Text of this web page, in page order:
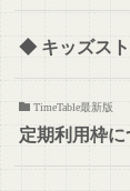
◆ キッズス
TimeTable最新版
定期利用枠